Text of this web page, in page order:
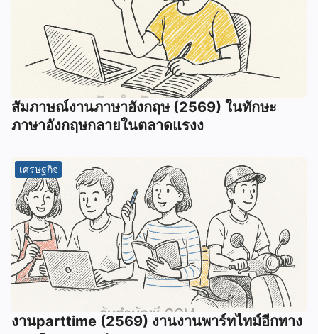
สัมภาษณ์งานภาษาอังกฤษ (2569) ในทักษะ
ภาษาอังกฤษกลายในตลาดแรงง
เศรษฐกิจ
งานparttime (2569) งานงานพาร์ทไทม์อีกทาง